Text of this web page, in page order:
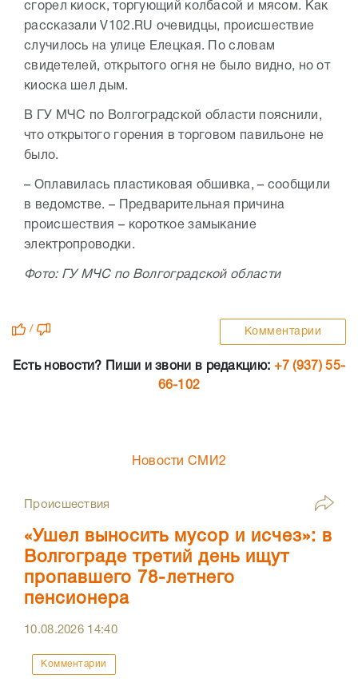
сгорел киоск, торгующий колбасой и мясом. Как
рассказали V102.RU очевидцы, происшествие
случилось на улице Елецкая. По словам
свидетелей, открытого огня не было видно, но от
киоска шел дым.
В ГУ МЧС по Волгоградской области пояснили,
что открытого горения в торговом павильоне не
было.
– Оплавилась пластиковая обшивка, – сообщили
в ведомстве. – Предварительная причина
происшествия – короткое замыкание
электропроводки.
Фото: ГУ МЧС по Волгоградской области
/ Комментарии
Есть новости? Пиши и звони в редакцию: +7 (937) 55-
66-102
Новости СМИ2
Происшествия
«Ушел выносить мусор и исчез»: в
Волгограде третий день ищут
пропавшего 78-летнего
пенсионера
10.08.2026 14:40
Комментарии